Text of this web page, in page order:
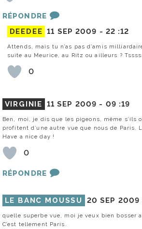
RÉPONDRE
DEEDEE 11 SEP 2009 - 22 :12
Attends, mais tu n’as pas d’amis
suite au Meurice, au Ritz ou ailleurs ?
0
VIRGINIE 11 SEP 2009 - 09 :19
Ben, moi, je dis que les pigeons, même s’ils
profitent d’une autre vue que nous de Paris.
Have a nice day !
0
RÉPONDRE
LE BANC MOUSSU 20 SEP
quelle superbe vue, moi je veux bien bosser
C’est tellement Paris.